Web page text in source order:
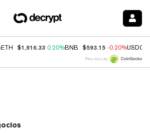
ETH $1,916.33 0.20%BNB $593.15 -0.20%USDC
Price data by